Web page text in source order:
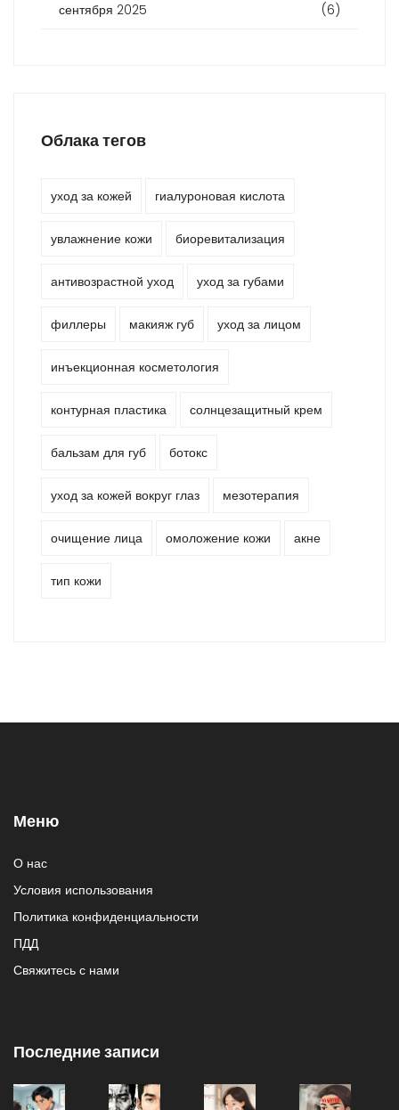
сентября 2025 (6)
Облака тегов
уход за кожей гиалуроновая кислота
увлажнение кожи биоревитализация
антивозрастной уход уход за губами
филлеры макияж губ уход за лицом
инъекционная косметология
контурная пластика солнцезащитный крем
бальзам для губ ботокс
уход за кожей вокруг глаз мезотерапия
очищение лица омоложение кожи акне
тип кожи
Меню
О нас
Условия использования
Политика конфиденциальности
ПДД
Свяжитесь с нами
Последние записи